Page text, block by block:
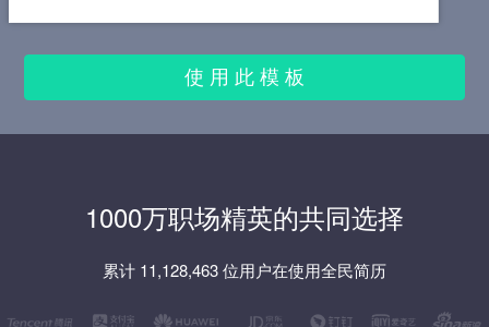
使 用 此 模 板
1000万职场精英的共同选择
累计 11,128,463 位用户在使用全民简历